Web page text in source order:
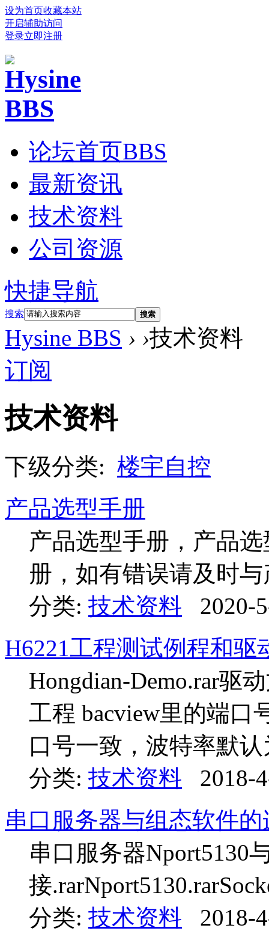
设为首页收藏本站
开启辅助访问
登录立即注册
论坛首页BBS
最新资讯
技术资料
公司资源
快捷导航
搜索 搜索
Hysine BBS › ›技术资料
订阅
技术资料
下级分类: 楼宇自控
产品选型手册
产品选型手册，产品
册，如有错误请及时
分类: 技术资料
2020-
H6221工程测试例程和
Hongdian-Demo.rar驱
工程 bacview里的端口
口号一致，波特率默认
分类: 技术资料
2018-
串口服务器与组态软件的
串口服务器Nport5130
接
分类: 技术资料
2018-